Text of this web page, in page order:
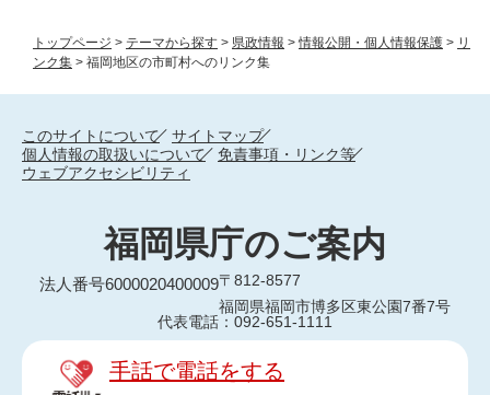
トップページ > テーマから探す > 県政情報 >情報公開・個人情報保護 > リ
ンク集 > 福岡地区の市町村へのリンク集
このサイトについて
サイトマップ
個人情報の取扱いについて
免責事項・リンク等
ウェブアクセシビリティ
福岡県庁のご案内
法人番号6000020400009〒812-8577
福岡県福岡市博多区東公園7番7号
代表電話：092-651-1111
手話で電話をする